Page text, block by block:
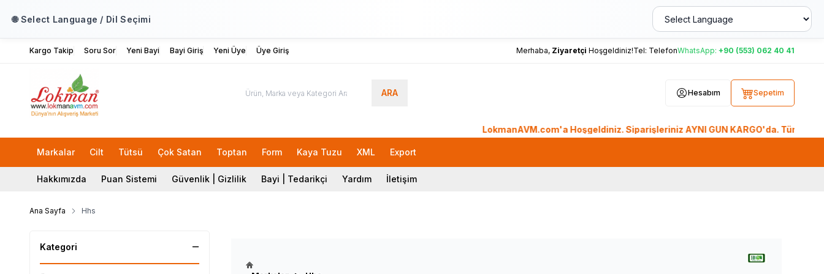
🌐 Select Language / Dil Seçimi
Kargo Takip Soru Sor Yeni Bayi Bayi Giriş Yeni Üye Üye Giriş Merhaba, Ziyaretçi Hoşgeldiniz!Tel: TelefonWhatsApp: +90 (553) 062 40 41
ARA Hesabım Sepetim
LokmanAVM.com'a Hoşgeldiniz. Siparişleriniz AYNI GÜN KARGO'da. Tüm
Markalar Cilt Tütsü Çok Satan Toptan Form Kaya Tuzu XML Export
Hakkımızda Puan Sistemi Güvenlik | Gizlilik Bayi | Tedarikçi Yardım İletişim
Ana Sayfa Hhs
Kategori